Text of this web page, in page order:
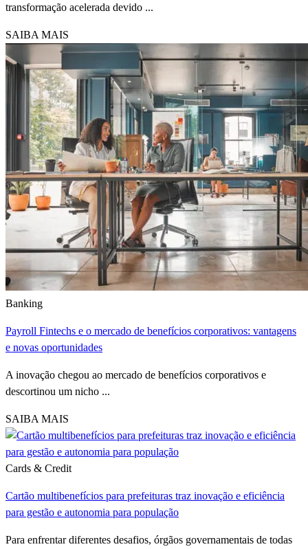
transformação acelerada devido ...
SAIBA MAIS
Banking
Payroll Fintechs e o mercado de benefícios corporativos: vantagens
e novas oportunidades
A inovação chegou ao mercado de benefícios corporativos e
descortinou um nicho ...
SAIBA MAIS
Cards & Credit
Cartão multibenefícios para prefeituras traz inovação e eficiência
para gestão e autonomia para população
Para enfrentar diferentes desafios, órgãos governamentais de todas